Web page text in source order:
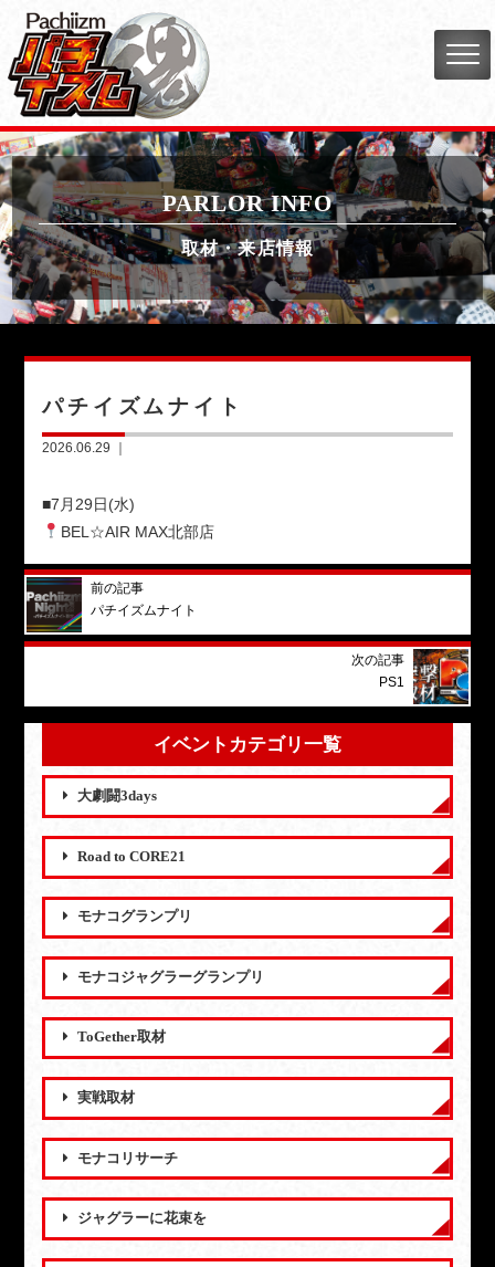
PARLOR INFO
取材・来店情報
パチイズムナイト
2026.06.29 ｜
■7月29日(水)
BEL☆AIR MAX北部店
前の記事
パチイズムナイト
次の記事
PS1
イベントカテゴリ一覧
大劇闘3days
Road to CORE21
モナコグランプリ
モナコジャグラーグランプリ
ToGether取材
実戦取材
モナコリサーチ
ジャグラーに花束を